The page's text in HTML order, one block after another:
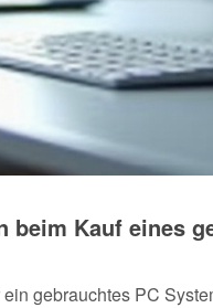
beim Kauf eines
gebrauchtes PC